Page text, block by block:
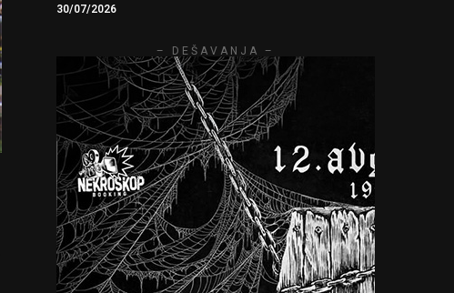
30/07/2026
– DEŠAVANJA –